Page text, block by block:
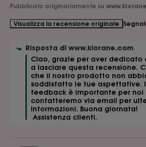
Pubblicato originariamente su
Visualizza la recensione originale
Risposta di www.klorane.com
Ciao, grazie per aver dedicato
a lasciare questa recensione.
che il nostro prodotto non
soddisfatto le tue aspettative.
feedback è importante per noi
contatteremo via email per
informazioni. Buona giornata!
Assistenza clienti.